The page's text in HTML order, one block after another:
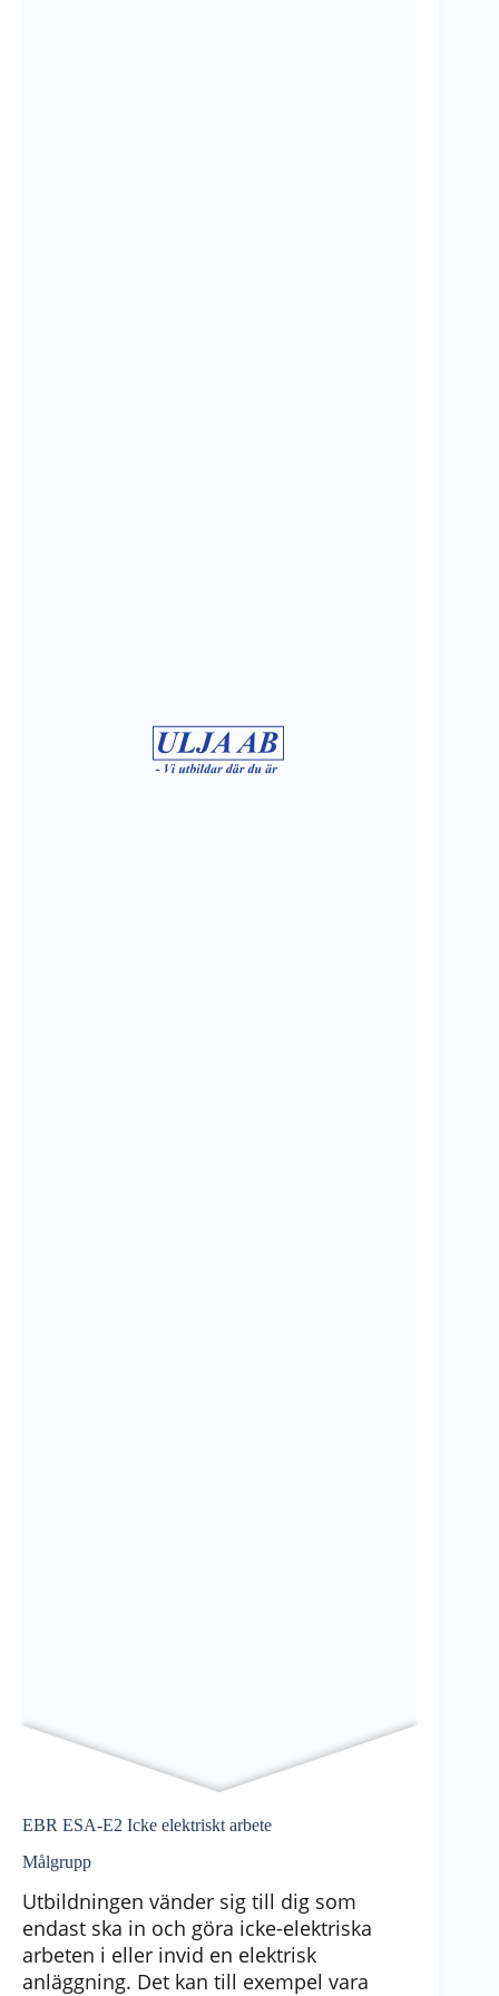
EBR ESA-E2 Icke elektriskt arbete
Målgrupp
Utbildningen vänder sig till dig som
endast ska in och göra icke-elektriska
arbeten i eller invid en elektrisk
anläggning. Det kan till exempel vara